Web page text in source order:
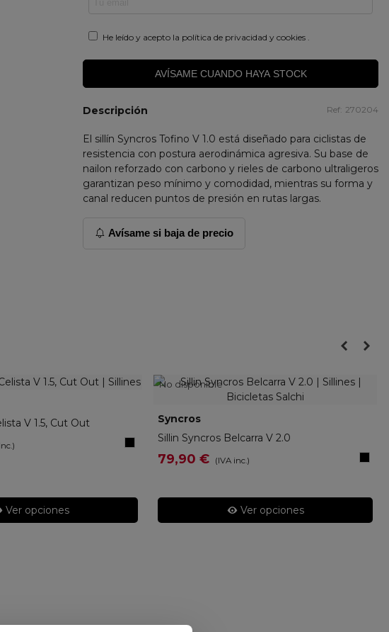
He leído y acepto la política de privacidad y cookies .
AVÍSAME CUANDO HAYA STOCK
Descripción Ref: 270204
El sillín Syncros Tofino V 1.0 está diseñado para ciclistas de
resistencia con postura aerodinámica agresiva. Su base de
nailon reforzado con carbono y rieles de carbono ultraligeros
garantizan peso mínimo y comodidad, mientras su forma y
canal reducen puntos de presión en rutas largas.
Avísame si baja de precio
V 1.5, Cut Out
Negro
Ver opciones
No disponible
Syncros
Sillin Syncros Belcarra V 2.0
79,90 € (IVA inc.)
Ver opciones